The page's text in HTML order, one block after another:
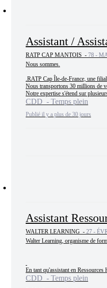
Assistant /
RATP CAP MANTOIS - 78 -
Nous sommes.
.RATP Cap Île-de-France, une
Nous transportons 30 millions de
Notre expertise s'étend sur
CDD - Temps plein
Publié il y a plus de 30 jours
Assistant
WALTER LEARNING - 27 -
Walter Learning, organisme de
En tant qu'assistant en Ressources
CDD - Temps plein